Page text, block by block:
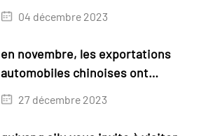
de haute qualité
04 décembre 2023
en novembre, les exportations
automobiles chinoises ont
augmenté de 1,3 % sur un mois et
27 décembre 2023